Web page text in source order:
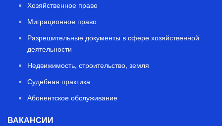
Хозяйственное право
Миграционное право
Разрешительные документы в сфере хозяйственной
деятельности
Недвижимость, строительство, земля
Судебная практика
Абонентское обслуживание
ВАКАНСИИ